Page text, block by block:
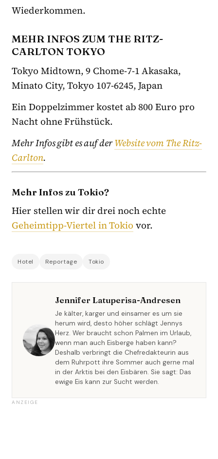
Wiederkommen.
MEHR INFOS ZUM THE RITZ-
CARLTON TOKYO
Tokyo Midtown, 9 Chome-7-1 Akasaka,
Minato City, Tokyo 107-6245, Japan
Ein Doppelzimmer kostet ab 800 Euro pro
Nacht ohne Frühstück.
Mehr Infos gibt es auf derWebsite vom The Ritz-
Carlton.
Mehr Infos zu Tokio?
Hier stellen wir dir drei noch echte
Geheimtipp-Viertel in Tokio vor.
Hotel Reportage Tokio
Jennifer Latuperisa-Andresen
Je kälter, karger und einsamer es um sie
herum wird, desto höher schlägt Jennys
Herz. Wer braucht schon Palmen im Urlaub,
wenn man auch Eisberge haben kann?
Deshalb verbringt die Chefredakteurin aus
dem Ruhrpott ihre Sommer auch gerne mal
in der Arktis bei den Eisbären. Sie sagt: Das
ewige Eis kann zur Sucht werden.
ANZEIGE